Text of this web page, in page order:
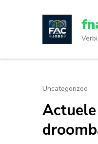
op
Uncategorized